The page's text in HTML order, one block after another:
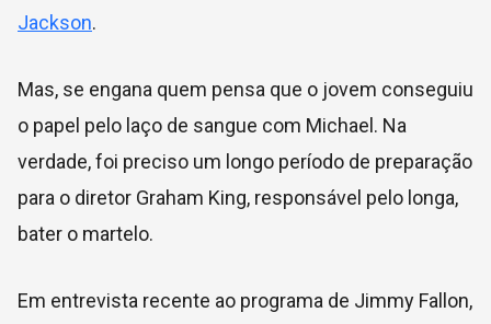
Jackson.
Mas, se engana quem pensa que o jovem conseguiu
o papel pelo laço de sangue com Michael. Na
verdade, foi preciso um longo período de preparação
para o diretor Graham King, responsável pelo longa,
bater o martelo.
Em entrevista recente ao programa de Jimmy Fallon,